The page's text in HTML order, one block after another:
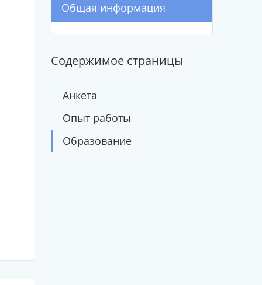
Общая информация
Содержимое страницы
Анкета
Опыт работы
Образование